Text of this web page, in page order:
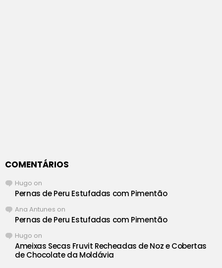
COMENTÁRIOS
Hugo on
Pernas de Peru Estufadas com Pimentão
Ana Antunes on
Pernas de Peru Estufadas com Pimentão
Hugo on
Ameixas Secas Fruvit Recheadas de Noz e Cobertas
de Chocolate da Moldávia